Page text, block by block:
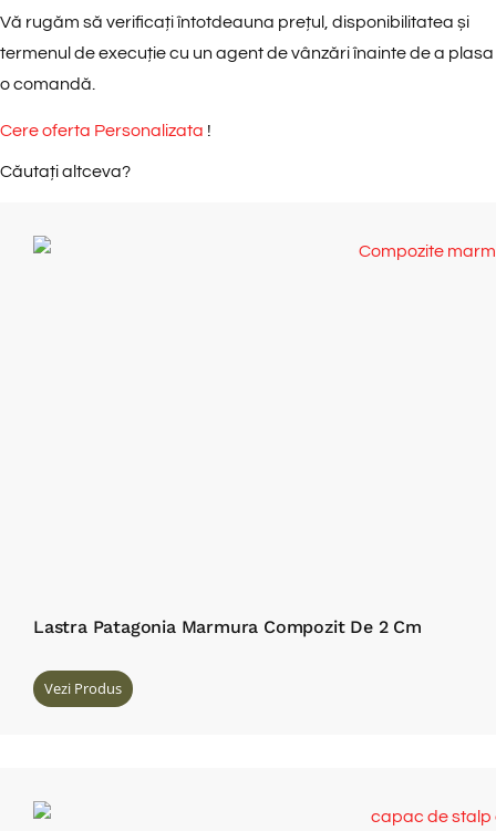
Vă rugăm să verificați întotdeauna prețul, disponibilitatea și
termenul de execuție cu un agent de vânzări înainte de a plasa
o comandă.
Cere oferta Personalizata !
Căutați altceva?
Lastra Patagonia Marmura Compozit De 2 Cm
Vezi Produs